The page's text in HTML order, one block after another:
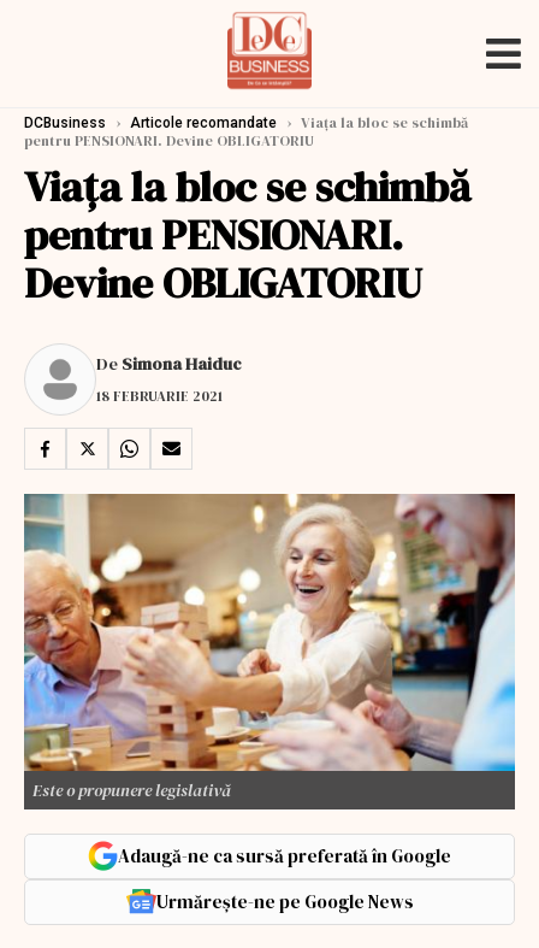
DCBusiness › Articole recomandate › Viața la bloc se schimbă
pentru PENSIONARI. Devine OBLIGATORIU
Viața la bloc se schimbă
pentru PENSIONARI.
Devine OBLIGATORIU
De Simona Haiduc
18 FEBRUARIE 2021
Este o propunere legislativă
Adaugă-ne ca sursă preferată în Google
Urmărește-ne pe Google News